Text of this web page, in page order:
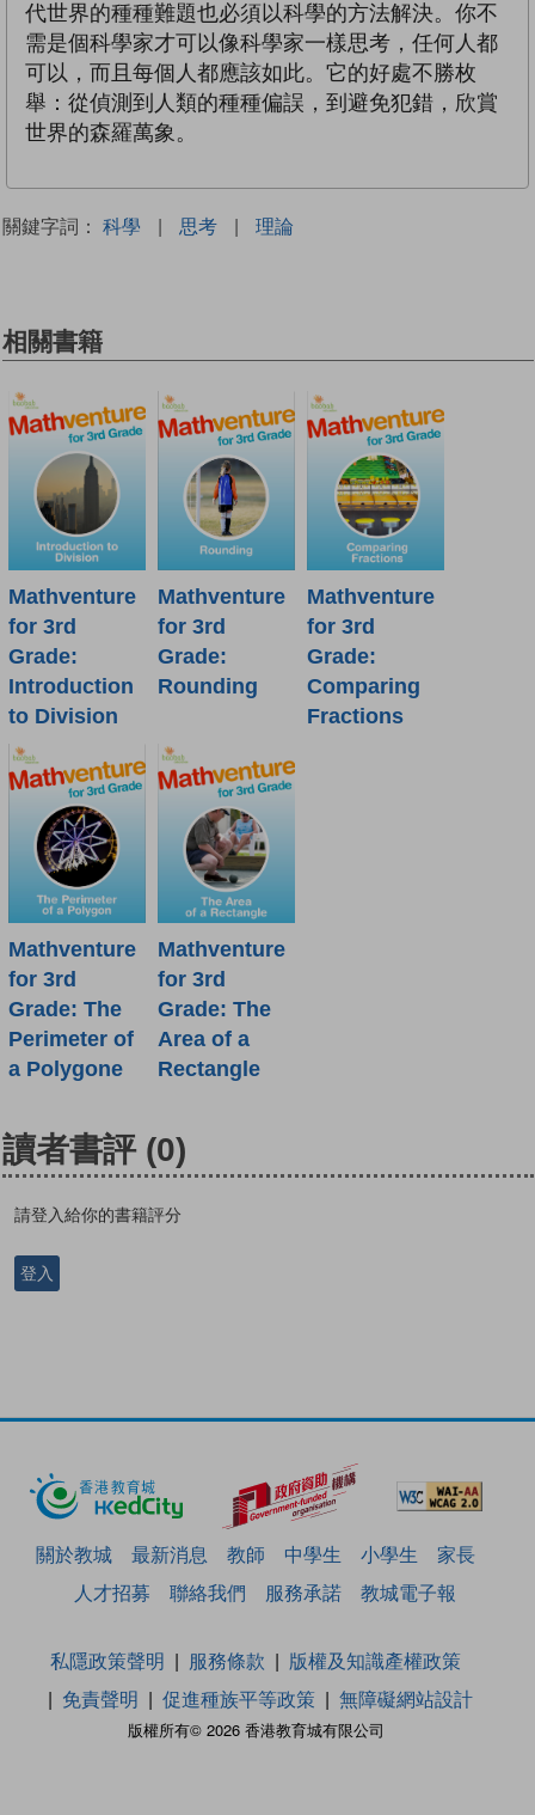
代世界的種種難題也必須以科學的方法解決。你不
需是個科學家才可以像科學家一樣思考，任何人都
可以，而且每個人都應該如此。它的好處不勝枚
舉：從偵測到人類的種種偏誤，到避免犯錯，欣賞
世界的森羅萬象。
關鍵字詞： 科學 | 思考 | 理論
相關書籍
Mathventure
for 3rd
Grade:
Introduction
to Division
Mathventure
for 3rd
Grade:
Rounding
Mathventure
for 3rd
Grade:
Comparing
Fractions
Mathventure
for 3rd
Grade: The
Perimeter of
a Polygone
Mathventure
for 3rd
Grade: The
Area of a
Rectangle
讀者書評 (0)
請登入給你的書籍評分
登入
關於教城 最新消息 教師 中學生 小學生
家長
人才招募
聯絡我們 服務承諾 教城電子報
版權所有© 2026 香港教育城有限公司
私隱政策聲明 服務條款
版權及知識產權政策
免責聲明
促進種族平等政策 無障礙網站設計